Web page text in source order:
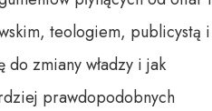
teologiem, publicystą i
zmiany władzy i jak
prawdopodobnych